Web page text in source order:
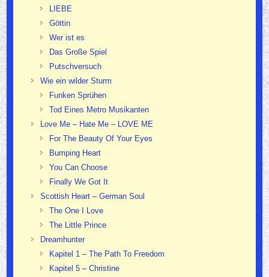
LIEBE
Göttin
Wer ist es
Das Große Spiel
Putschversuch
Wie ein wilder Sturm
Funken Sprühen
Tod Eines Metro Musikanten
Love Me – Hate Me – LOVE ME
For The Beauty Of Your Eyes
Bumping Heart
You Can Choose
Finally We Got It
Scottish Heart – German Soul
The One I Love
The Little Prince
Dreamhunter
Kapitel 1 – The Path To Freedom
Kapitel 5 – Christine